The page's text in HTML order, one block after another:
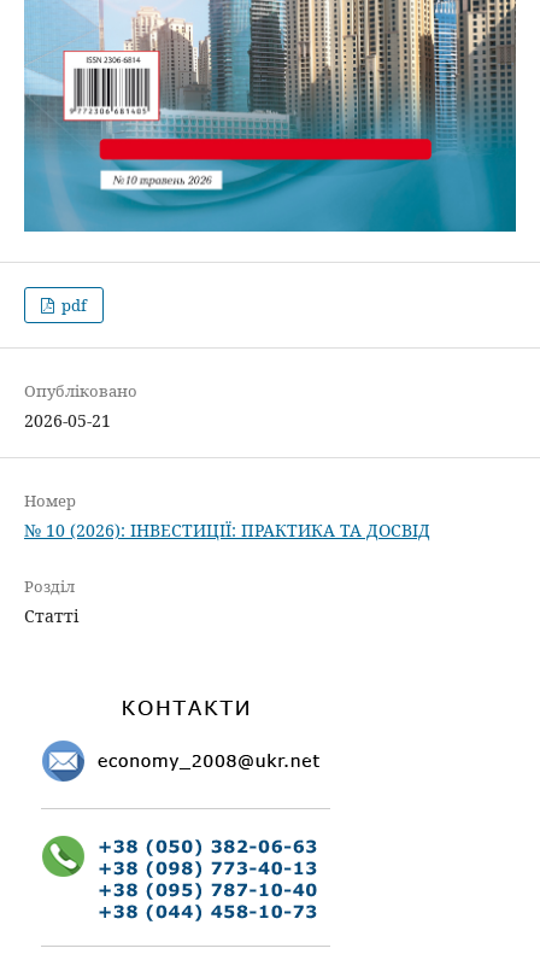
pdf
Опубліковано
2026-05-21
Номер
№ 10 (2026): ІНВЕСТИЦІЇ: ПРАКТИКА ТА ДОСВІД
Розділ
Статті